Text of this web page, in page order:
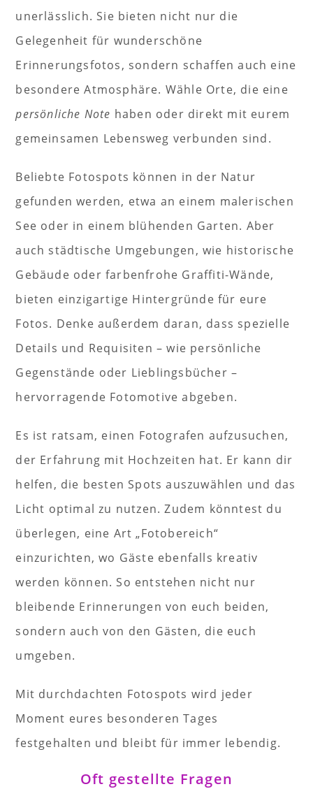
unerlässlich. Sie bieten nicht nur die
Gelegenheit für wunderschöne
Erinnerungsfotos, sondern schaffen auch eine
besondere Atmosphäre. Wähle Orte, die eine
persönliche Note haben oder direkt mit eurem
gemeinsamen Lebensweg verbunden sind.
Beliebte Fotospots können in der Natur
gefunden werden, etwa an einem malerischen
See oder in einem blühenden Garten. Aber
auch städtische Umgebungen, wie historische
Gebäude oder farbenfrohe Graffiti-Wände,
bieten einzigartige Hintergründe für eure
Fotos. Denke außerdem daran, dass spezielle
Details und Requisiten – wie persönliche
Gegenstände oder Lieblingsbücher –
hervorragende Fotomotive abgeben.
Es ist ratsam, einen Fotografen aufzusuchen,
der Erfahrung mit Hochzeiten hat. Er kann dir
helfen, die besten Spots auszuwählen und das
Licht optimal zu nutzen. Zudem könntest du
überlegen, eine Art „Fotobereich“
einzurichten, wo Gäste ebenfalls kreativ
werden können. So entstehen nicht nur
bleibende Erinnerungen von euch beiden,
sondern auch von den Gästen, die euch
umgeben.
Mit durchdachten Fotospots wird jeder
Moment eures besonderen Tages
festgehalten und bleibt für immer lebendig.
Oft gestellte Fragen